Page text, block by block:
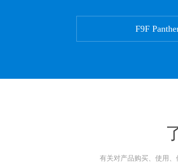
F9F
有关对产品购买、使用